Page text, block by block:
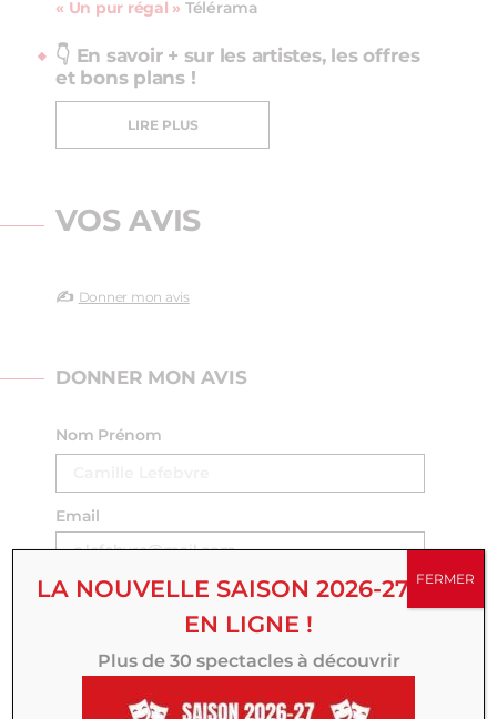
« Un pur régal » Télérama
👇 En savoir + sur les artistes, les offres
et bons plans !
LIRE PLUS
VOS AVIS
✍️ Donner mon avis
DONNER MON AVIS
Nom Prénom
Email
Titre
Votre avis
LA NOUVELLE SAISON 2026-27 EST
EN LIGNE !
Plus de 30 spectacles à découvrir
FERMER